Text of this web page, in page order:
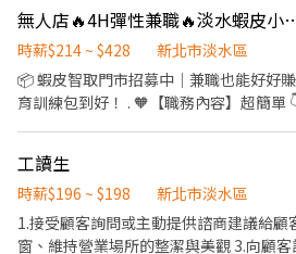
現作提供美味可口的日本國民美食-牛丼/
餐環境、熱情用心的服務態度、平實親民
受用餐的樂趣。
洗車作業.協助銷售副產品(有額外工作
❤️上班時間： (可任選時段/免輪班) 日班:
23:00 大夜班: 23:00-07:00 (夜班津貼
產品獎金分紅 ❤️公司福利： ✨ 獎金另計
退 ✨ 三節禮金/禮品；國內外旅遊補助與
度：升遷管道暢通，重視人員培訓 ✨ 定
考試，可轉正式人員。 ––––––––––––––––––––––––––––––––––
無人店🔥4H彈性兼職🔥淡水蝦
時薪$214 ~ $428
新北市淡水區
📦 蝦皮智取門市招募中｜兼職也能好好
育訓練包到好！ . 🧡【職務內容】超簡單
（依區域而定） . 💰【薪資待遇】 🪙 時
⭐【上班時間】區塊時段 彈性好排！ 早班
07:30-12:30、08:00-13:00、08:30-
21:30、18:00-22:00、18:30-22:30、
工讀生
時薪$196 ~ $198
新北市淡水區
1.接受顧客詢問或主動提供諮商建議給顧客 2.陳列商品、清
窗、維持營業場所的整潔與美觀 3.向顧客說明貨品的性質、特徵、